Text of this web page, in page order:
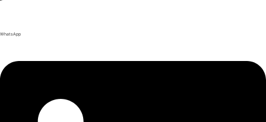
WhatsApp